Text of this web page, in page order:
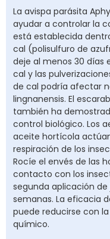
La avispa parásita
ayudar a controlar la
está establecida
cal (polisulfuro de
deje al menos 30 días
cal y las
de cal podría afectar
lingnanensis. El
también ha
control biológico. Los
aceite hortícola
respiración de los
Rocíe el envés de las
contacto con los
segunda aplicación
semanas. La eficacia
puede reducirse con
químico.